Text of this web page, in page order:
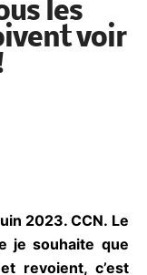
les
2023. CCN.
je souhaite
et revoient,